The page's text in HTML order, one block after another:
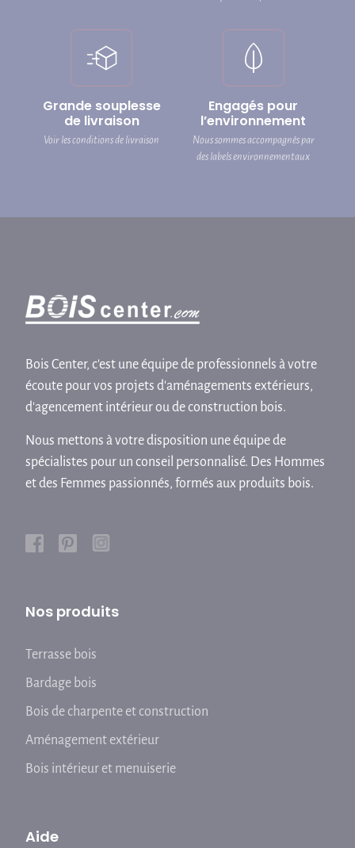
Grande souplesse
de livraison
Voir les conditions de livraison
Engagés pour
l’environnement
Nous sommes accompagnés par
des labels environnementaux
Bois Center, c'est une équipe de professionnels à votre
écoute pour vos projets d'aménagements extérieurs,
d'agencement intérieur ou de construction bois.
Nous mettons à votre disposition une équipe de
spécialistes pour un conseil personnalisé. Des Hommes
et des Femmes passionnés, formés aux produits bois.
Nos produits
Terrasse bois
Bardage bois
Bois de charpente et construction
Aménagement extérieur
Bois intérieur et menuiserie
Aide